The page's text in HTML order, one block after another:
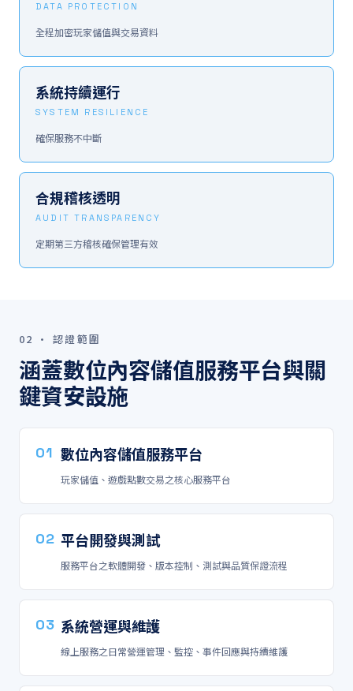
DATA PROTECTION
全程加密玩家儲值與交易資料
系統持續運行
SYSTEM RESILIENCE
確保服務不中斷
合規稽核透明
AUDIT TRANSPARENCY
定期第三方稽核確保管理有效
02 · 認證範圍
涵蓋數位內容儲值服務平台與關
鍵資安設施
01 數位內容儲值服務平台
玩家儲值、遊戲點數交易之核心服務平台
02 平台開發與測試
服務平台之軟體開發、版本控制、測試與品質保證流程
03 系統營運與維護
線上服務之日常營運管理、監控、事件回應與持續維護